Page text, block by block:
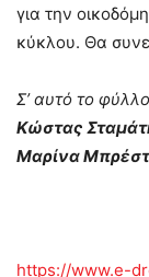
για την
κύκλου. Θα
Σ’ αυτό το
Κώστας
Μαρίνα
https://www.e-